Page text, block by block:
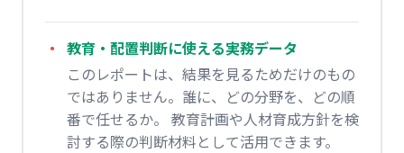
教育・配置判断に使える実務データ
このレポートは、結果を見るためだけのもの
ではありません。誰に、どの分野を、どの順
番で任せるか。 教育計画や人材育成方針を検
討する際の判断材料として活用できます。